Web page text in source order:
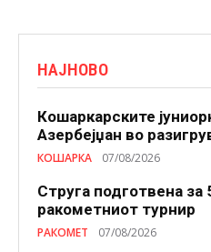
НАЈНОВО
Кошаркарските
Азербејџан во
КОШАРКА 07/08/2026
Струга подготвена за
ракометниот турнир
РАКОМЕТ 07/08/2026